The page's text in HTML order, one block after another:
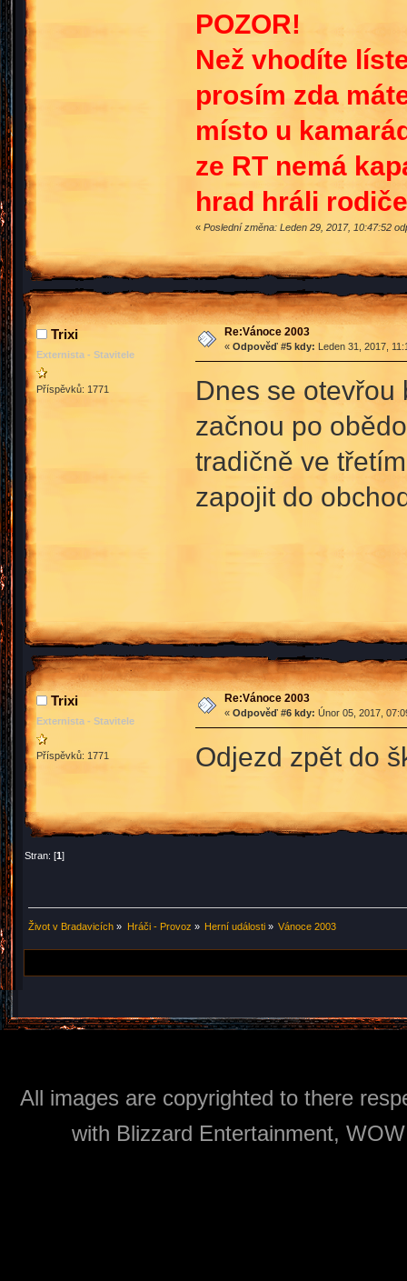
POZOR!
Než vhodíte
prosím zda
místo u
ze RT nemá
hrad hráli
« Poslední změna: Leden 29, 2017, 10:47:52
Trixi
Externista - Stavitele
Příspěvků: 1771
Re:Vánoce 2003
« Odpověď #5 kdy: Leden 31, 2017,
Dnes se otevřou
začnou po
tradičně ve
zapojit do
Trixi
Externista - Stavitele
Příspěvků: 1771
Re:Vánoce 2003
« Odpověď #6 kdy: Únor 05, 2017,
Odjezd zpět do
Stran: [1]
Život v Bradavicích » Hráči - Provoz » Herní události» Vánoce 2003
All images are copyrighted to there
with Blizzard Entertainment,